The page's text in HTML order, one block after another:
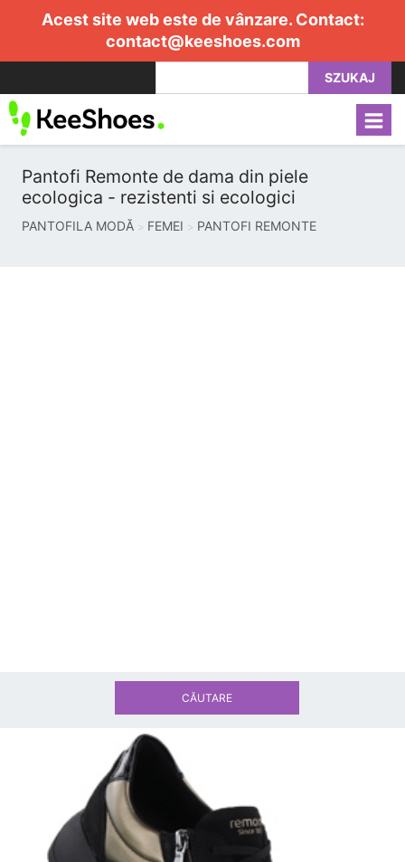
Acest site web este de vânzare. Contact:
contact@keeshoes.com
SZUKAJ
Pantofi Remonte de dama din piele
ecologica - rezistenti si ecologici
PANTOFILA MODĂ FEMEI PANTOFI REMONTE
CĂUTARE